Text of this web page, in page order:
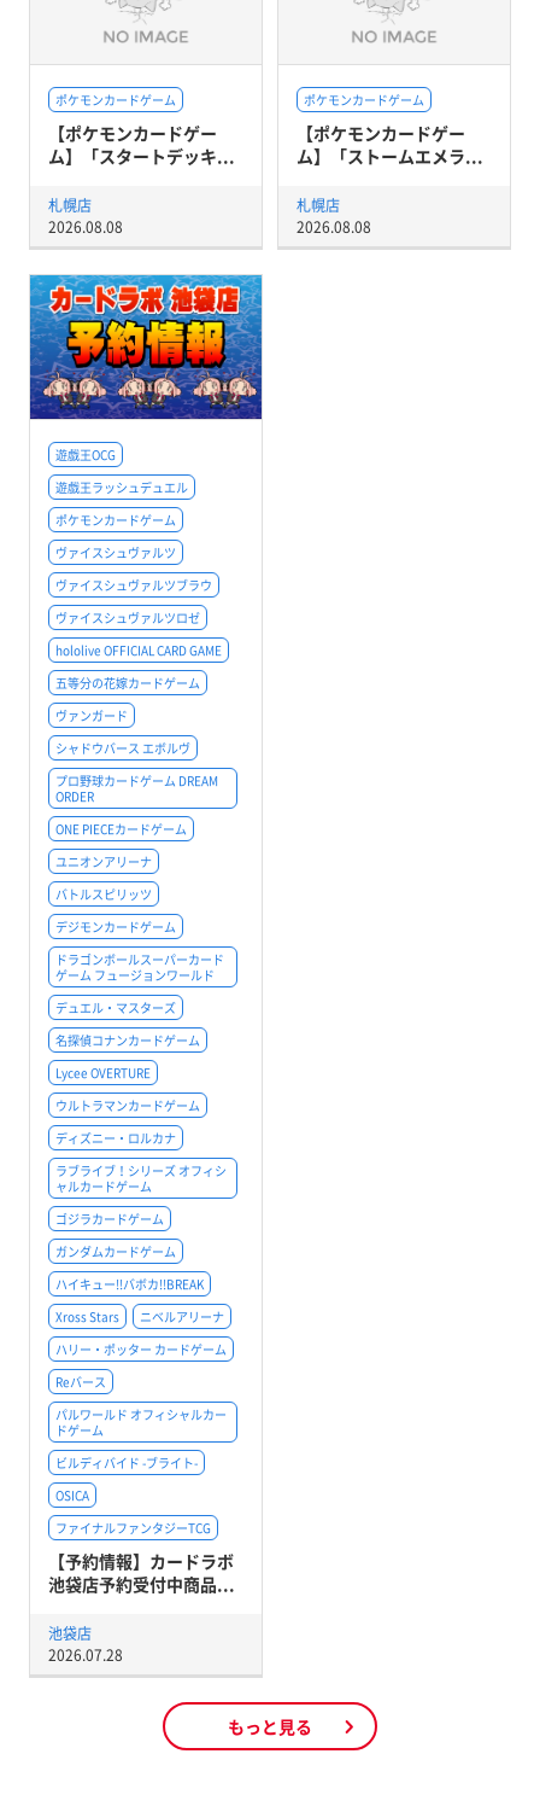
ポケモンカードゲーム
【ポケモンカードゲー
ム】「スタートデッキ...
札幌店
2026.08.08
ポケモンカードゲーム
【ポケモンカードゲー
ム】「ストームエメラ...
札幌店
2026.08.08
遊戯王OCG
遊戯王ラッシュデュエル
ポケモンカードゲーム
ヴァイスシュヴァルツ
ヴァイスシュヴァルツブラウ
ヴァイスシュヴァルツロゼ
hololive OFFICIAL CARD GAME
五等分の花嫁カードゲーム
ヴァンガード
シャドウバース エボルヴ
プロ野球カードゲーム DREAM
ORDER
ONE PIECEカードゲーム
ユニオンアリーナ
バトルスピリッツ
デジモンカードゲーム
ドラゴンボールスーパーカード
ゲーム フュージョンワールド
デュエル・マスターズ
名探偵コナンカードゲーム
Lycee OVERTURE
ウルトラマンカードゲーム
ディズニー・ロルカナ
ラブライブ！シリーズ オフィシ
ャルカードゲーム
ゴジラカードゲーム
ガンダムカードゲーム
ハイキュー!!バボカ!!BREAK
Xross Stars
ニベルアリーナ
ハリー・ポッター カードゲーム
Reバース
パルワールド オフィシャルカー
ドゲーム
ビルディバイド -ブライト-
OSICA
ファイナルファンタジーTCG
【予約情報】カードラボ
池袋店予約受付中商品...
池袋店
2026.07.28
もっと見る